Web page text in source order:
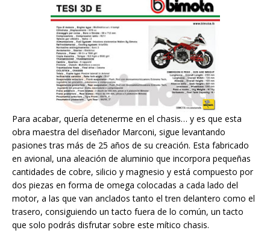
Para acabar, quería detenerme en el chasis… y es que esta
obra maestra del diseñador Marconi, sigue levantando
pasiones tras más de 25 años de su creación. Esta fabricado
en avional, una aleación de aluminio que incorpora pequeñas
cantidades de cobre, silicio y magnesio y está compuesto por
dos piezas en forma de omega colocadas a cada lado del
motor, a las que van anclados tanto el tren delantero como el
trasero, consiguiendo un tacto fuera de lo común, un tacto
que solo podrás disfrutar sobre este mítico chasis.